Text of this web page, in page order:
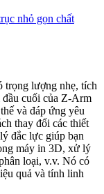
trọng lượng nhẹ, tích
cuối của Z-Arm
và đáp ứng yêu
thay đổi các thiết
đắc lực giúp bạn
máy in 3D, xử lý
loại, v.v. Nó có
quả và tính linh